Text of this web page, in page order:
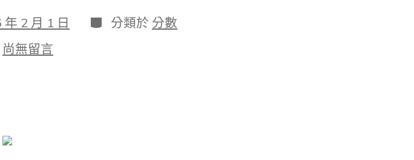
年 2 月 1 日 分
類
分類於 分數
在
〈伊
抓
獲
尚無留言